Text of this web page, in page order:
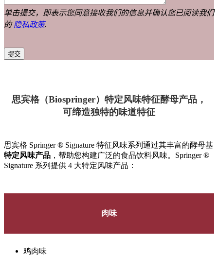
单击提交，即表示您同意接收我们的信息并确认您已阅读我们
的隐私政策.
思宾格（Biospringer）特定风味特征酵母产品，
可缔造独特的味道特征
思宾格 Springer ® Signature 特征风味系列通过其丰富的酵母基
特定风味产品 ，帮助您构建广泛的食品饮料风味。Springer ®
Signature 系列提供 4 大特定风味产品：
肉味
鸡肉味